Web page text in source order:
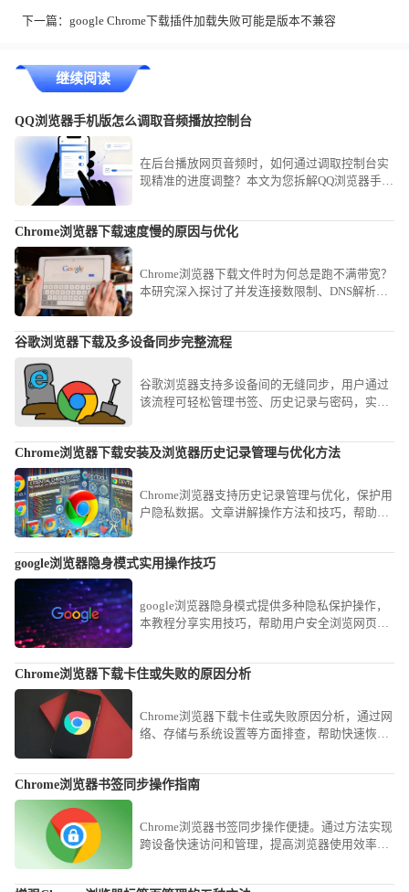
下一篇： google Chrome下载插件加载失败可能是版本不兼容
继续阅读
QQ浏览器手机版怎么调取音频播放控制台
在后台播放网页音频时，如何通过调取控制台实
现精准的进度调整？本文为您拆解QQ浏览器手机
Chrome浏览器下载速度慢的原因与优化
Chrome浏览器下载文件时为何总是跑不满带宽？
本研究深入探讨了并发连接数限制、DNS解析延
您如何通过简单的参数微调，大幅缩短大型软件
谷歌浏览器下载及多设备同步完整流程
谷歌浏览器支持多设备间的无缝同步，用户通过
该流程可轻松管理书签、历史记录与密码，实现
Chrome浏览器下载安装及浏览器历史记录管理与优化方法
Chrome浏览器支持历史记录管理与优化，保护用
户隐私数据。文章讲解操作方法和技巧，帮助用
google浏览器隐身模式实用操作技巧
google浏览器隐身模式提供多种隐私保护操作，
本教程分享实用技巧，帮助用户安全浏览网页并
Chrome浏览器下载卡住或失败的原因分析
Chrome浏览器下载卡住或失败原因分析，通过网
络、存储与系统设置等方面排查，帮助快速恢复
Chrome浏览器书签同步操作指南
Chrome浏览器书签同步操作便捷。通过方法实现
跨设备快速访问和管理，提高浏览器使用效率和